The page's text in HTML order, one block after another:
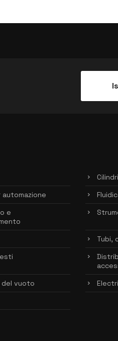
automazione
e
Tubi,
del vuoto